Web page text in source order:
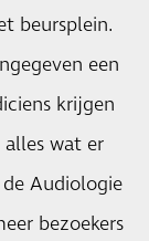
beursplein.
een
krijgen
wat er
Audiologie
bezoekers